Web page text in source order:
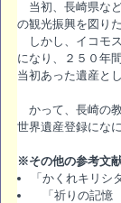
当初、長崎県な
の観光振興を図り
しかし、イコモ
になり、２５０年
当初あった遺産と
かって、長崎の
世界遺産登録にな
※その他の参考文
「かくれキリ
「祈りの記憶